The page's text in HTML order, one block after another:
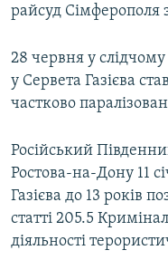
райсуд Сімферополя
28 червня у
у Сервета Газієва
частково
Російський
Ростова-на-Дону 11
Газієва до 13 років
статті 205.5
діяльності